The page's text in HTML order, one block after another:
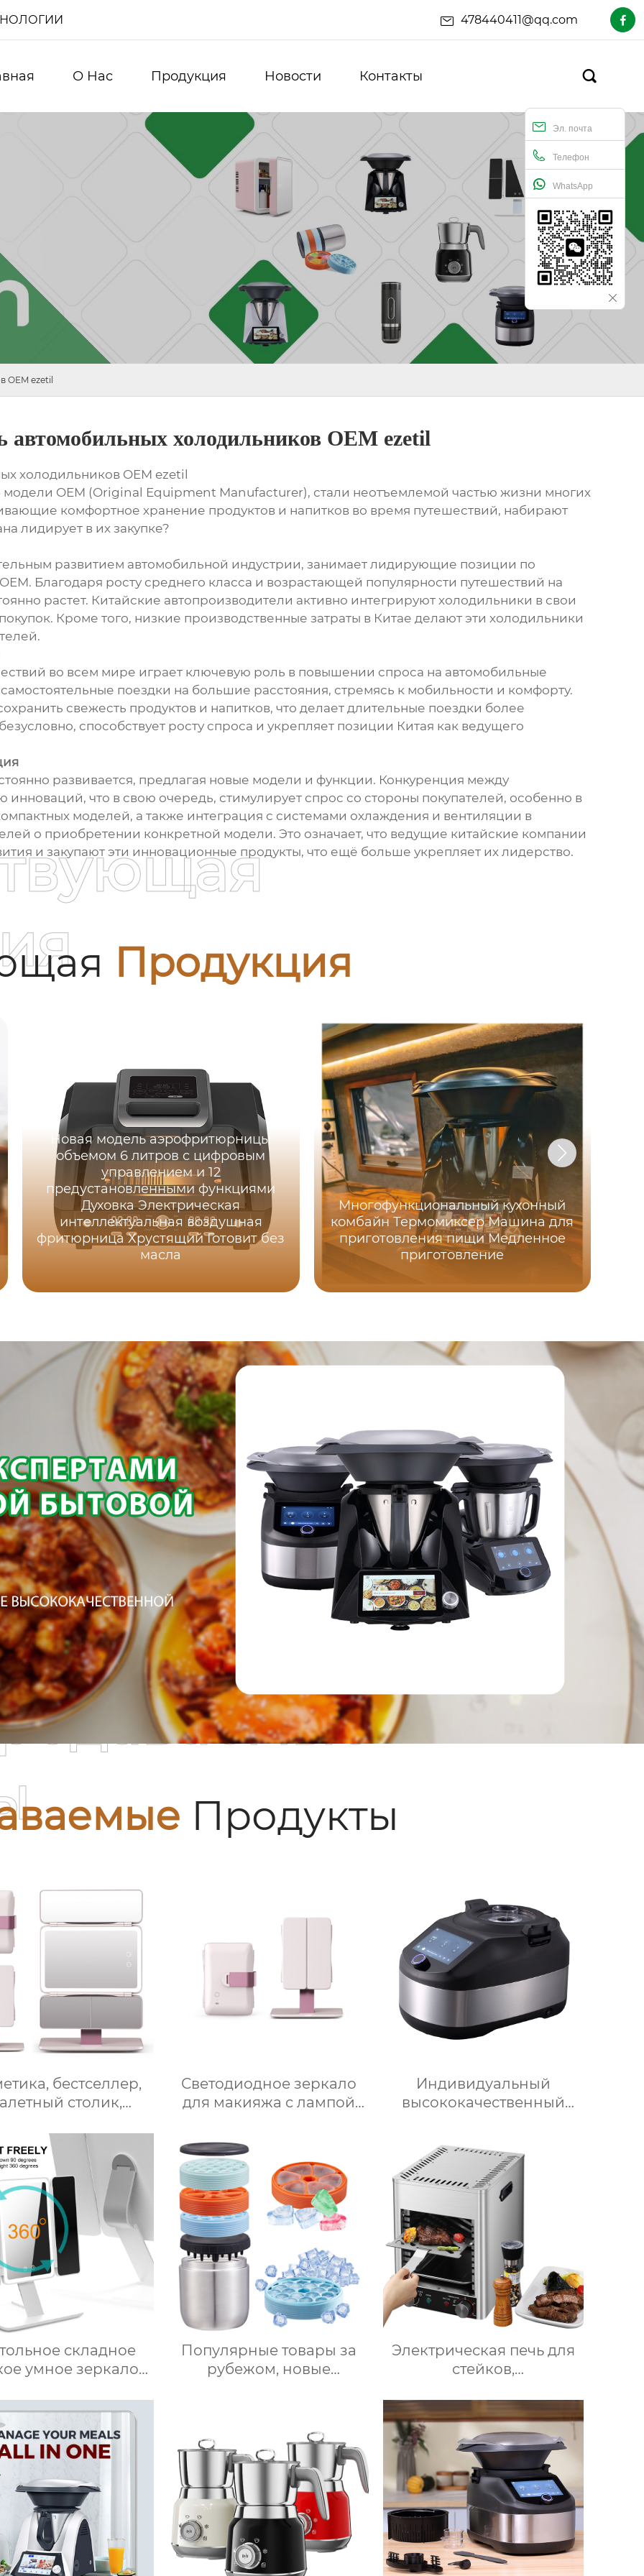
478440411@qq.com 
О Нас Продукция Новости Контакты 
Эл. почта
Телефон
WhatsApp
OEM ezetil
автомобильных холодильников OEM ezetil
холодильников OEM ezetil
OEM (Original Equipment Manufacturer), стали неотъемлемой частью жизни многих
комфортное хранение продуктов и напитков во время путешествий, набирают
лидирует в их закупке?
развитием автомобильной индустрии, занимает лидирующие позиции по
Благодаря росту среднего класса и возрастающей популярности путешествий на
растет. Китайские автопроизводители активно интегрируют холодильники в свои
Кроме того, низкие производственные затраты в Китае делают эти холодильники
во всем мире играет ключевую роль в повышении спроса на автомобильные
поездки на большие расстояния, стремясь к мобильности и комфорту.
свежесть продуктов и напитков, что делает длительные поездки более
способствует росту спроса и укрепляет позиции Китая как ведущего
развивается, предлагая новые модели и функции. Конкуренция между
что в свою очередь, стимулирует спрос со стороны покупателей, особенно в
моделей, а также интеграция с системами охлаждения и вентиляции в
о приобретении конкретной модели. Это означает, что ведущие китайские компании
и закупают эти инновационные продукты, что ещё больше укрепляет их лидерство.
Продукция
Новая модель аэрофритюрницы
объемом 6 литров с цифровым
управлением и 12
предустановленными функциями
Духовка Электрическая
интеллектуальная воздушная
фритюрница Хрустящий Готовит без
масла
Многофункциональный кухонный
комбайн Термомиксер Машина для
приготовления пищи Медленное
приготовление
Продукты
бестселлер,
столик,
зеркало для
тройное
зеркало
макияжа с
подсветкой
Светодиодное зеркало
для макияжа с лампой
зеркало для спальни
заполняет свет складное
косметическое зеркало
для переодевания
фабрика зеркал
Индивидуальный
высококачественный
робот для приготовления
пищи, кухонный комбайн,
блендер, тепловизор
складное
умное зеркало
Популярные товары за
рубежом, новые
ведерки, многослойное
приготовление льда,
быстрое высвобождение,
бытовые льдогенераторы
Электрическая печь для
стейков,
коммерческий гриль для
стейков на столешнице,
10-слойный гриль,
Постоянная температура
800℃, Нержавеющая
сталь